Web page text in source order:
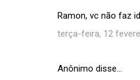
Ramon, vc não faz
terça-feira, 12
Anônimo disse…